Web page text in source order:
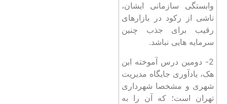
وابستگی سازمانی ایشان،
ناشی از رکود در بازارهای
رقیب برای جذب چنین
سرمایه ‌هایی نباشد.
2- دومین درس ‌آموخته این
هک، یادآوری جایگاه مدیریت
شهری و مشخصا شهرداری
تهران است؛ که آن را به